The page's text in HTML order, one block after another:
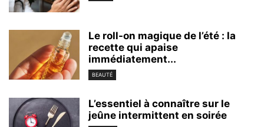
Le roll-on magique de l’été : la
recette qui apaise
immédiatement...
BEAUTÉ
L’essentiel à connaître sur le
jeûne intermittent en soirée